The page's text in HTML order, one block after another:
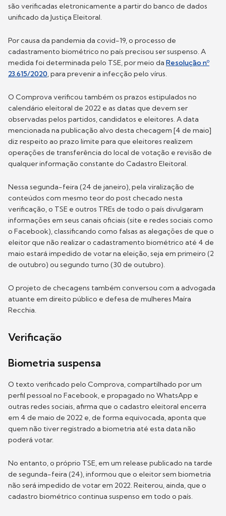
são verificadas eletronicamente a partir do banco de dados
unificado da Justiça Eleitoral.
Por causa da pandemia da covid-19, o processo de
cadastramento biométrico no país precisou ser suspenso. A
medida foi determinada pelo TSE, por meio da Resolução nº
23.615/2020, para prevenir a infecção pelo vírus.
O Comprova verificou também os prazos estipulados no
calendário eleitoral de 2022 e as datas que devem ser
observadas pelos partidos, candidatos e eleitores. A data
mencionada na publicação alvo desta checagem [4 de maio]
diz respeito ao prazo limite para que eleitores realizem
operações de transferência do local de votação e revisão de
qualquer informação constante do Cadastro Eleitoral.
Nessa segunda-feira (24 de janeiro), pela viralização de
conteúdos com mesmo teor do post checado nesta
verificação, o TSE e outros TREs de todo o país divulgaram
informações em seus canais oficiais (site e redes sociais como
o Facebook), classificando como falsas as alegações de que o
eleitor que não realizar o cadastramento biométrico até 4 de
maio estará impedido de votar na eleição, seja em primeiro (2
de outubro) ou segundo turno (30 de outubro).
O projeto de checagens também conversou com a advogada
atuante em direito público e defesa de mulheres Maíra
Recchia.
Verificação
Biometria suspensa
O texto verificado pelo Comprova, compartilhado por um
perfil pessoal no Facebook, e propagado no WhatsApp e
outras redes sociais, afirma que o cadastro eleitoral encerra
em 4 de maio de 2022 e, de forma equivocada, aponta que
quem não tiver registrado a biometria até esta data não
poderá votar.
No entanto, o próprio TSE, em um release publicado na tarde
de segunda-feira (24), informou que o eleitor sem biometria
não será impedido de votar em 2022. Reiterou, ainda, que o
cadastro biométrico continua suspenso em todo o país.